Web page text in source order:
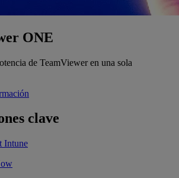
ONE
de TeamViewer en una sola
clave
Intune